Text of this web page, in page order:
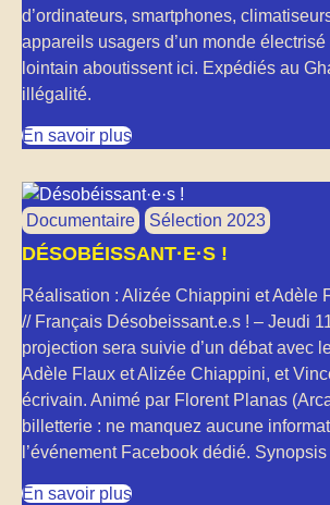
d’ordinateurs, smartphones,
appareils usagers d’un monde
lointain aboutissent ici. Expédiés au
illégalité.
En savoir plus
Documentaire Sélection 2023
DÉSOBÉISSANT·E·S !
Réalisation : Alizée Chiappini et Adèle
// Français Désobeissant.e.s ! – Jeudi
projection sera suivie d’un débat avec
Adèle Flaux et Alizée Chiappini, et
écrivain. Animé par Florent Planas
billetterie : ne manquez aucune
l’événement Facebook dédié.
En savoir plus